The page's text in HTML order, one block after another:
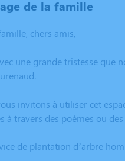
de la famille
chers amis,
une grande tristesse que
invitons à utiliser cet
à travers des poèmes ou
de plantation d’arbre